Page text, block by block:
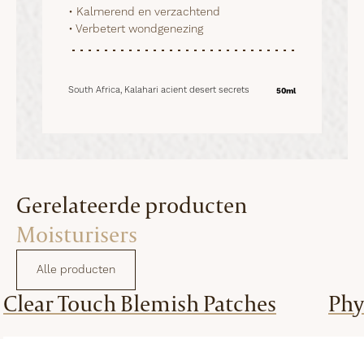
Gerelateerde producten
Moisturisers
Alle producten
Clear Touch Blemish Patches
• Kalmerend en verzachtend
• Verbetert wondgenezing
South Africa, Kalahari acient desert secrets 50ml